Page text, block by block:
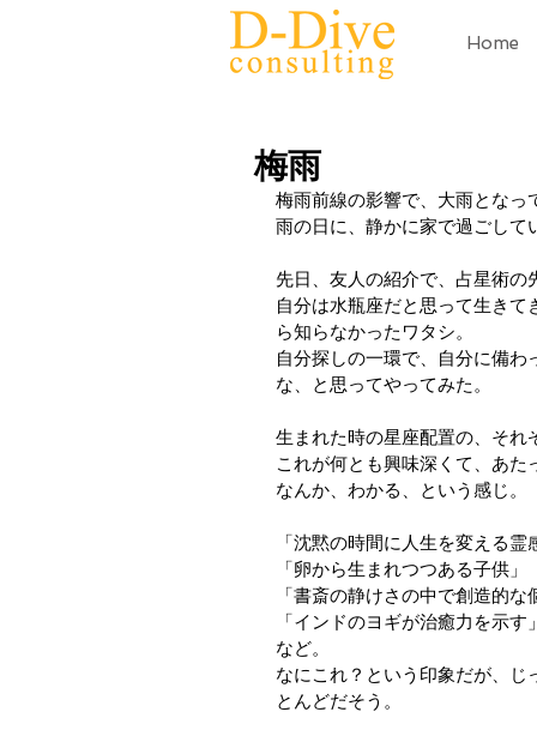
梅雨
梅雨前線の影響で、大雨となっ
雨の日に、静かに家で過ごして
先日、友人の紹介で、占星術
自分は水瓶座だと思って生き
ら知らなかったワタシ。
自分探しの一環で、自分に備
な、と思ってやってみた。
生まれた時の星座配置の、それ
これが何とも興味深くて、あた
なんか、わかる、という感じ。
「沈黙の時間に人生を変える
「卵から生まれつつある子供」
「書斎の静けさの中で創造的
「インドのヨギが治癒力を示す
など。
なにこれ？という印象だが、
とんどだそう。
Home